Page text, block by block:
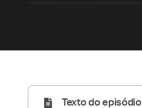
Texto do episódio